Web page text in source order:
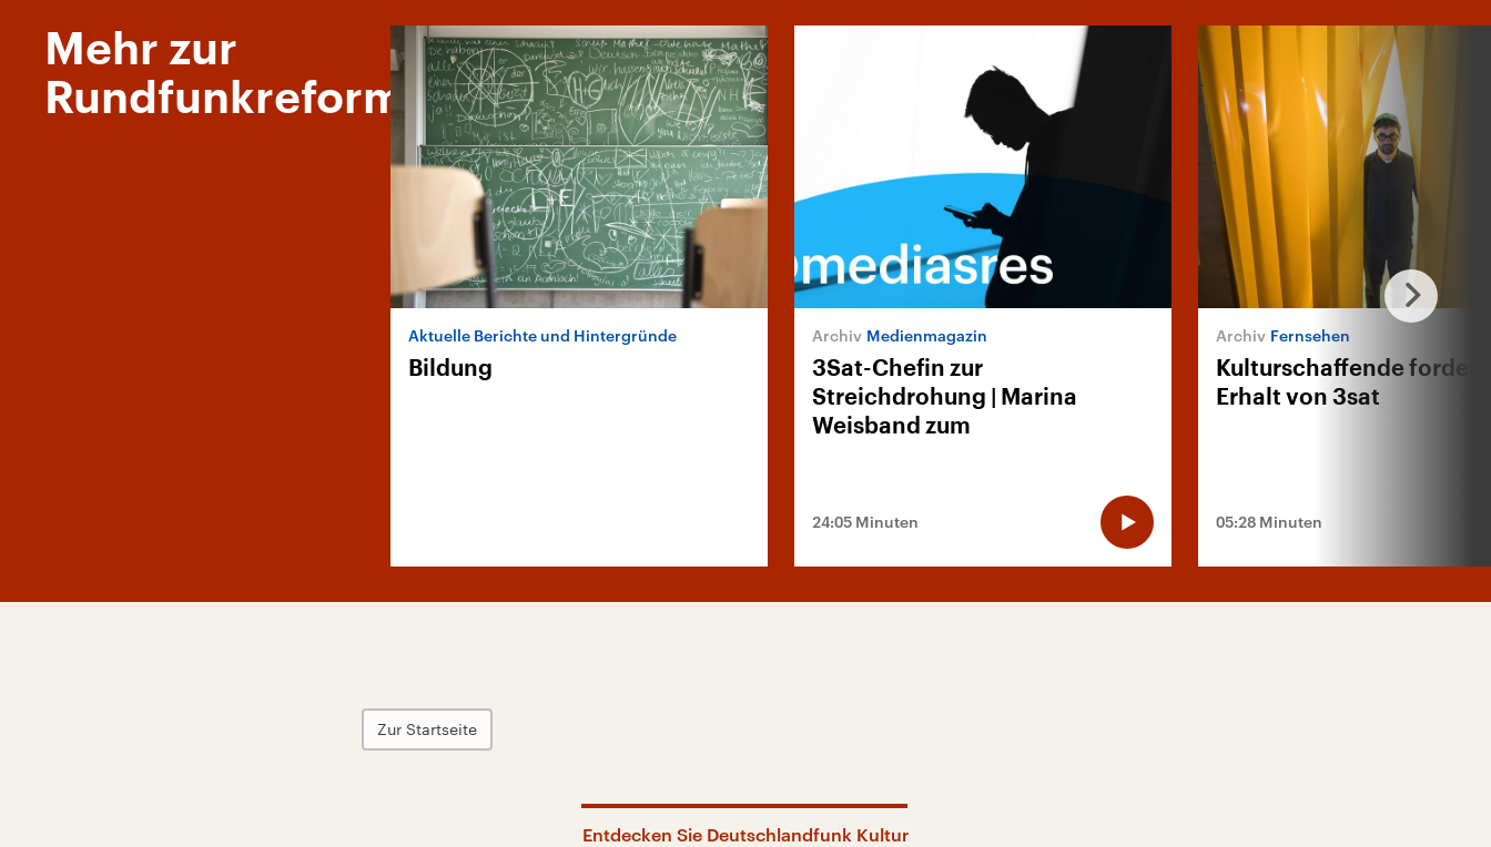
Mehr zur
Rundfunkreform
Aktuelle Berichte und Hintergründe
Bildung
Medienmagazin
3Sat-Chefin zur
Streichdrohung | Marina
Weisband zum
24:05 Minuten
Fernsehen
Kulturschaffende fordern
Erhalt von 3sat
05:28 Minuten
Zur Startseite
Entdecken Sie Deutschlandfunk Kultur